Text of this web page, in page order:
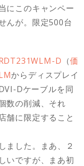
にこのキャンペー
んが。限定500台
D （価
からディスプレイ
Dケーブルを同
数の削減、それ
舗に限定すること
ました。まあ、２
いですが、まあ初